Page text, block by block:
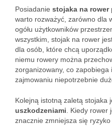
Posiadanie stojaka na rower
warto rozważyć, zarówno dla
ogółu użytkowników
wszystkim, stojak na rower
dla osób, które chcą
niemu rowery można
zorganizowany, co
zajmowaniu niepotrzebnie
Kolejną istotną zaletą stojaka
uszkodzeniami . Kiedy rower
znacznie zmniejsza się